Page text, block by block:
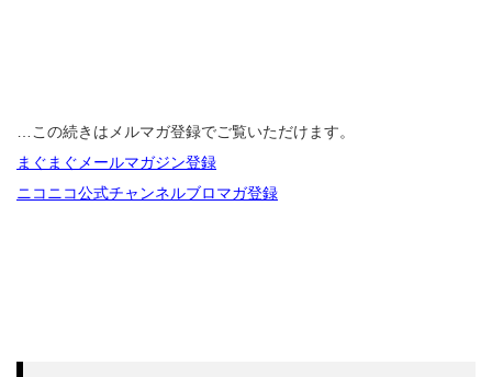
…この続きはメルマガ登録でご覧いただけます。
まぐまぐメールマガジン登録
ニコニコ公式チャンネルブロマガ登録